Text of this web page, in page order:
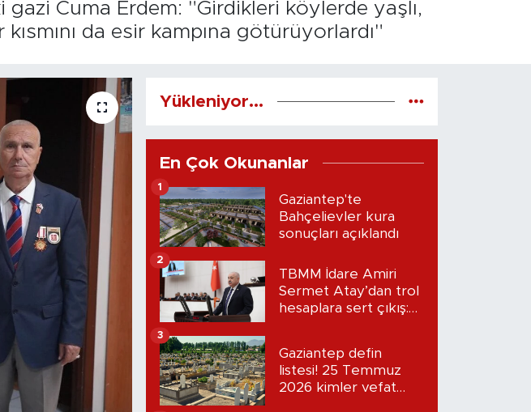
gazi Cuma Erdem: "Girdikleri köylerde yaşlı,
da esir kampına götürüyorlardı"
Yükleniyor...
En Çok Okunanlar
Gaziantep'te
Bahçelievler kura
sonuçları açıklandı
1
TBMM İdare Amiri
Sermet Atay’dan trol
hesaplara sert çıkış:
2
Gaziantep defin
listesi! 25 Temmuz
2026 kimler vefat
3